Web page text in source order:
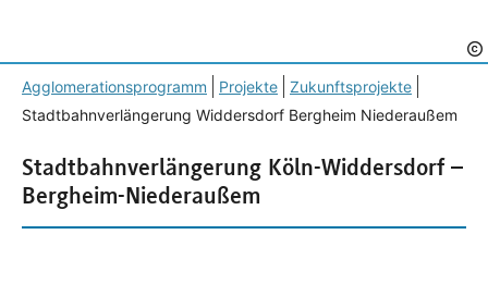
Agglomerationsprogramm Projekte
Zukunftsprojekte
Stadtbahnverlängerung Widdersdorf Bergheim Niederaußem
Stadtbahnverlängerung Köln-Widdersdorf –
Bergheim-Niederaußem